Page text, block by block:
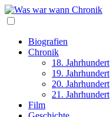
Biografien
Chronik
18. Jahrhundert
19. Jahrhundert
20. Jahrhundert
21. Jahrhundert
Film